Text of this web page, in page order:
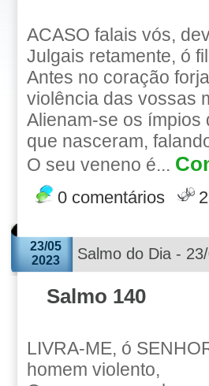
ACASO falais vós,
Julgais retamente, ó
Antes no coração
violência das vossas
Alienam-se os ímpios
que nasceram,
O seu veneno é...
0 comentários
23/05
2023
Salmo do Dia -
Salmo 140
LIVRA-ME, ó
homem violento,